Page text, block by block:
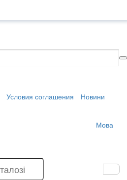
Условия соглашения
Новини
Мова